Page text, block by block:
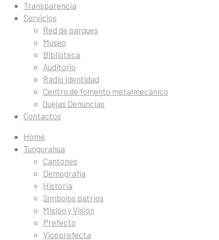
Transparencia
Servicios
Red de parques
Museo
Biblioteca
Auditorio
Radio Identidad
Centro de fomento metalmecánico
Quejas Denuncias
Contactos
Home
Tungurahua
Cantones
Demografía
Historia
Símbolos patrios
Misión y Visión
Prefecto
Viceprefecta